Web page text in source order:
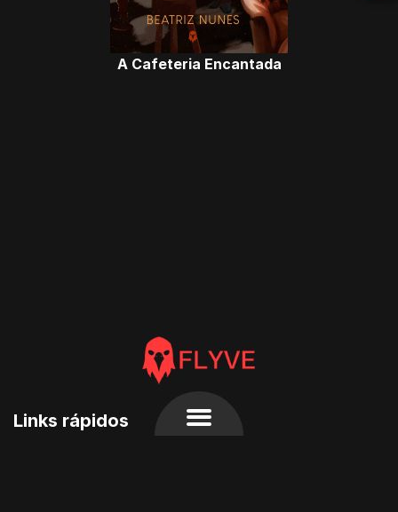
A Cafeteria Encantada
Links rápidos